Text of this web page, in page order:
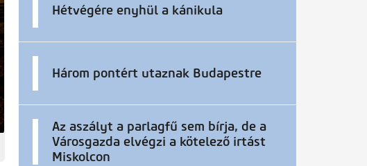
Hétvégére enyhül a kánikula
Három pontért utaznak Budapestre
Az aszályt a parlagfű sem bírja, de a
Városgazda elvégzi a kötelező irtást
Miskolcon